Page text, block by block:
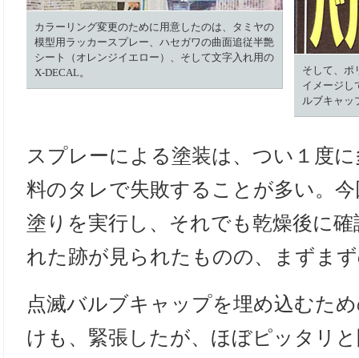
カラーリング変更のために用意したのは、タミヤの
模型用ラッカースプレー、ハセガワの曲面追従半艶
シート（オレンジイエロー）、そして文字入れ用の
X-DECAL。
そして、ポ
イメージし
ルブキャッ
スプレーによる塗装は、つい１度
料のタレで失敗することが多い。
塗りを実行し、それでも乾燥後に
れた跡が見られたものの、まずま
点滅バルブキャップを埋め込むた
けも、緊張したが、ほぼピッタリ